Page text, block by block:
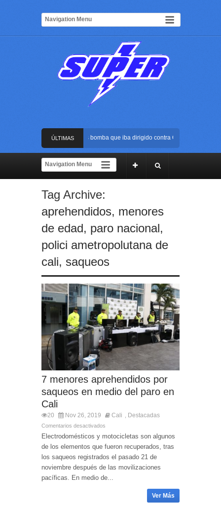
ÚLTIMAS
NOTICIAS
Frustran atentado con bus bomba que iba dirigido contra Cali durante la
La Arena USC será el escenario de la posesión presidencial de Abelardo
Rápida reacción policial evitó que presunto agresor escapara tras atacar a
Frustran atentado con bus bomba que iba dirigido contra Cali durante la
Tag Archive:
aprehendidos, menores
de edad, paro nacional,
polici ametropolutana de
cali, saqueos
7 menores aprehendidos por
saqueos en medio del paro en
Cali
20 Nov 26, 2019 Cali Destacadas
Comentarios desactivados
Electrodomésticos y motocicletas son algunos
de los elementos que fueron recuperados, tras
los saqueos registrados el pasado 21 de
noviembre después de las movilizaciones
pacíficas. En medio de...
Ver Más